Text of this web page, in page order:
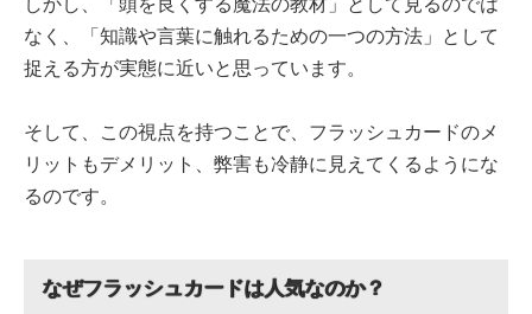
なく、「知識や言葉に触れるための一つの方法」として
捉える方が実態に近いと思っています。
そして、この視点を持つことで、フラッシュカードのメ
リットもデメリット、弊害も冷静に見えてくるようにな
るのです。
なぜフラッシュカードは人気なのか？